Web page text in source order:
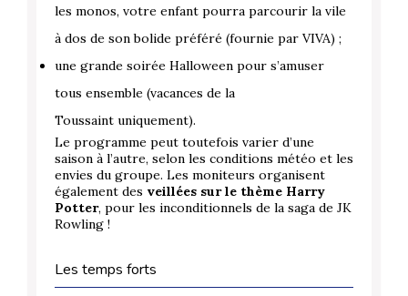
les monos, votre enfant pourra parcourir la vile
à dos de son bolide préféré (fournie par VIVA) ;
une grande soirée Halloween pour s’amuser
tous ensemble (vacances de la
Toussaint uniquement).
Le programme peut toutefois varier d’une
saison à l’autre, selon les conditions météo et les
envies du groupe. Les moniteurs organisent
également des veillées sur le thème Harry
Potter, pour les inconditionnels de la saga de JK
Rowling !
Les temps forts